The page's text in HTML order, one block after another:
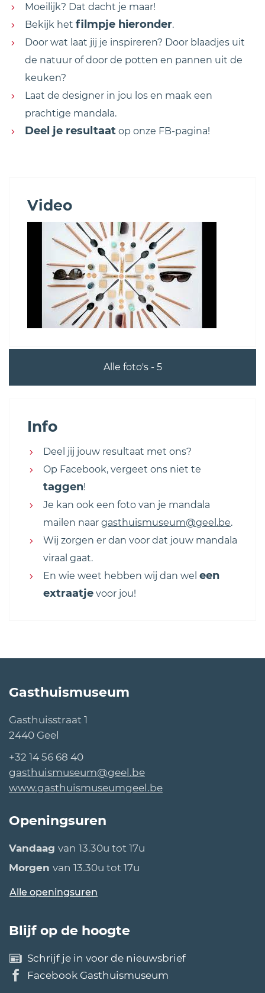
Moeilijk? Dat dacht je maar!
Bekijk het filmpje hieronder.
Door wat laat jij je inspireren? Door blaadjes uit
de natuur of door de potten en pannen uit de
keuken?
Laat de designer in jou los en maak een
prachtige mandala.
Deel je resultaat op onze FB-pagina!
Video
Alle foto's - 5
Info
Deel jij jouw resultaat met ons?
Op Facebook, vergeet ons niet te
taggen!
Je kan ook een foto van je mandala
mailen naar gasthuismuseum@geel.be.
Wij zorgen er dan voor dat jouw mandala
viraal gaat.
En wie weet hebben wij dan wel een
extraatje voor jou!
Contact
Gasthuismuseum
Adres
Gasthuisstraat 1
,2440 Geel
Tel.
+32 14 56 68 40
E-
mail
gasthuismuseum@geel.be
Website
www.gasthuismuseumgeel.be
Openingsuren
Vandaag van 13.30u tot 17u
Morgen van 13.30u tot 17u
Alle openingsuren
Blijf op de hoogte
Schrijf je in voor de nieuwsbrief
Facebook Gasthuismuseum